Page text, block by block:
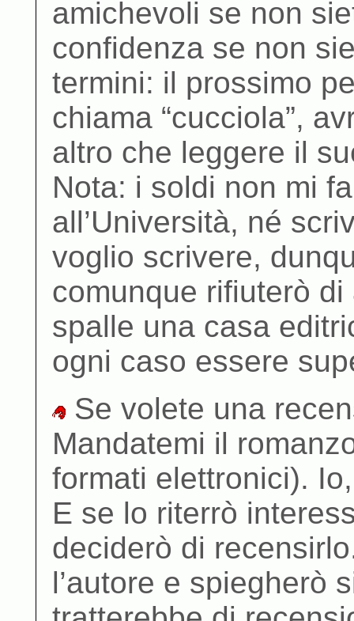
amichevoli se non
confidenza se non
termini: il prossimo
chiama “cucciola”,
altro che leggere il
Nota: i soldi non mi
all’Università, né
voglio scrivere,
comunque rifiuterò
spalle una casa
ogni caso essere
Se volete una
Mandatemi il
formati elettronici).
E se lo riterrò
deciderò di
l’autore e spiegherò